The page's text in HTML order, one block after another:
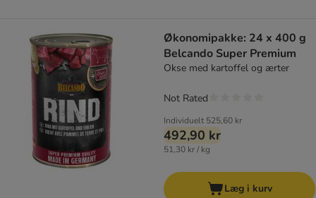
Økonomipakke: 24 x 400 g
Belcando Super Premium
Okse med kartoffel og ærter
Individuelt 525,60 kr
492,90 kr
51,30 kr / kg
Not Rated
Læg i kurv